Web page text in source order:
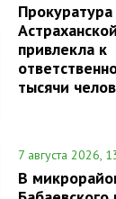
Прокуратура
привлекла к
тысячи
7 августа 2026,
В